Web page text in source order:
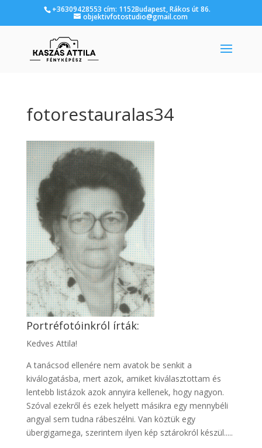
+36309428553 cím: 1152Budapest, Rákos út 86.
objektivfotostudio@gmail.com
fotorestauralas34
Portréfotóinkról írták:
Kedves Attila!
A tanácsod ellenére nem avatok be senkit a
kiválogatásba, mert azok, amiket kiválasztottam és
lentebb listázok azok annyira kellenek, hogy nagyon.
Szóval ezekről és ezek helyett másikra egy mennybéli
angyal sem tudna rábeszélni. Van köztük egy
übergigamega, szerintem ilyen kép sztárokról készül.....